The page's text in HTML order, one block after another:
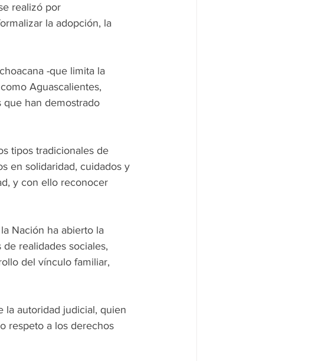
realizó por
la adopción, la
-que limita la
Aguascalientes,
que han demostrado
tipos tradicionales de
en solidaridad, cuidados y
y con ello reconocer
Nación ha abierto la
realidades sociales,
del vínculo familiar,
la autoridad judicial, quien
respeto a los derechos